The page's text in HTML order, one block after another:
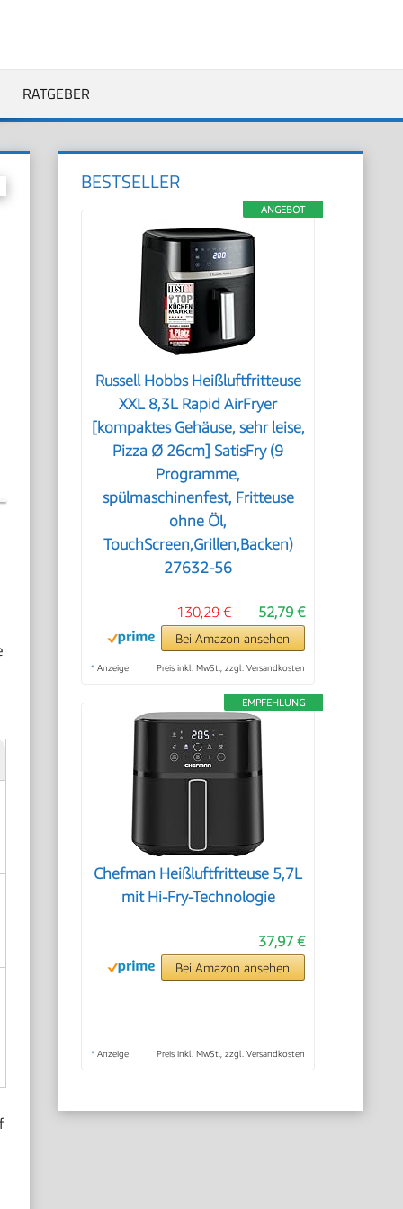
RATGEBER
BESTSELLER
ANGEBOT
Russell Hobbs Heißluftfritteuse
XXL 8,3L Rapid AirFryer
[kompaktes Gehäuse, sehr leise,
Pizza Ø 26cm] SatisFry (9
Programme,
spülmaschinenfest, Fritteuse
ohne Öl,
TouchScreen,Grillen,Backen)
27632-56
52,79 €
130,29 €
Bei Amazon ansehen
* Anzeige Preis inkl. MwSt., zzgl. Versandkosten
EMPFEHLUNG
Chefman Heißluftfritteuse 5,7L
mit Hi-Fry-Technologie
37,97 €
Bei Amazon ansehen
* Anzeige Preis inkl. MwSt., zzgl. Versandkosten